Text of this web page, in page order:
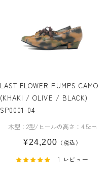
LAST FLOWER PUMPS CAMO
(KHAKI / OLIVE / BLACK)
SP0001-04
木型：2型/ヒールの高さ：4.5cm
¥24,200 （税込）
1 レビュー